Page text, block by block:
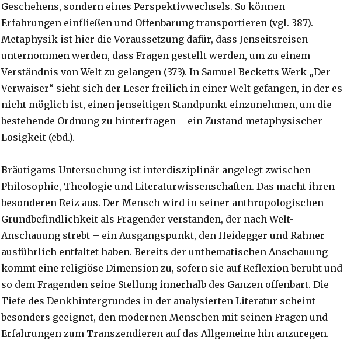
Geschehens, sondern eines Perspektivwechsels. So können
Erfahrungen einfließen und Offenbarung transportieren (vgl. 387).
Metaphysik ist hier die Voraussetzung dafür, dass Jenseitsreisen
unternommen werden, dass Fragen gestellt werden, um zu einem
Verständnis von Welt zu gelangen (373). In Samuel Becketts Werk „Der
Verwaiser“ sieht sich der Leser freilich in einer Welt gefangen, in der es
nicht möglich ist, einen jenseitigen Standpunkt einzunehmen, um die
bestehende Ordnung zu hinterfragen – ein Zustand metaphysischer
Losigkeit (ebd.).
Bräutigams Untersuchung ist interdisziplinär angelegt zwischen
Philosophie, Theologie und Literaturwissenschaften. Das macht ihren
besonderen Reiz aus. Der Mensch wird in seiner anthropologischen
Grundbefindlichkeit als Fragender verstanden, der nach Welt-
Anschauung strebt – ein Ausgangspunkt, den Heidegger und Rahner
ausführlich entfaltet haben. Bereits der unthematischen Anschauung
kommt eine religiöse Dimension zu, sofern sie auf Reflexion beruht und
so dem Fragenden seine Stellung innerhalb des Ganzen offenbart. Die
Tiefe des Denkhintergrundes in der analysierten Literatur scheint
besonders geeignet, den modernen Menschen mit seinen Fragen und
Erfahrungen zum Transzendieren auf das Allgemeine hin anzuregen.